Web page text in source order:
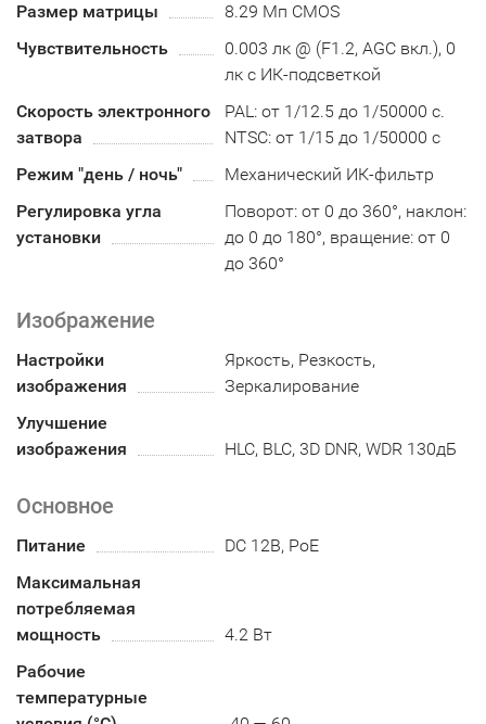
Размер матрицы
8.29 Мп CMOS
Чувствительность
0.003 лк @ (F1.2, AGC вкл.), 0
лк с ИК-подсветкой
Скорость электронного
затвора
PAL: от 1/12.5 до 1/50000 с.
NTSC: от 1/15 до 1/50000 с
Режим "день / ночь"
Механический ИК-фильтр
Регулировка угла
установки
Поворот: от 0 до 360°, наклон:
до 0 до 180°, вращение: от 0
до 360°
Изображение
Настройки
изображения
Яркость, Резкость,
Зеркалирование
Улучшение
изображения
HLC, BLC, 3D DNR, WDR 130дБ
Основное
Питание
DC 12В, PoE
Максимальная
потребляемая
мощность
4.2 Вт
Рабочие
температурные